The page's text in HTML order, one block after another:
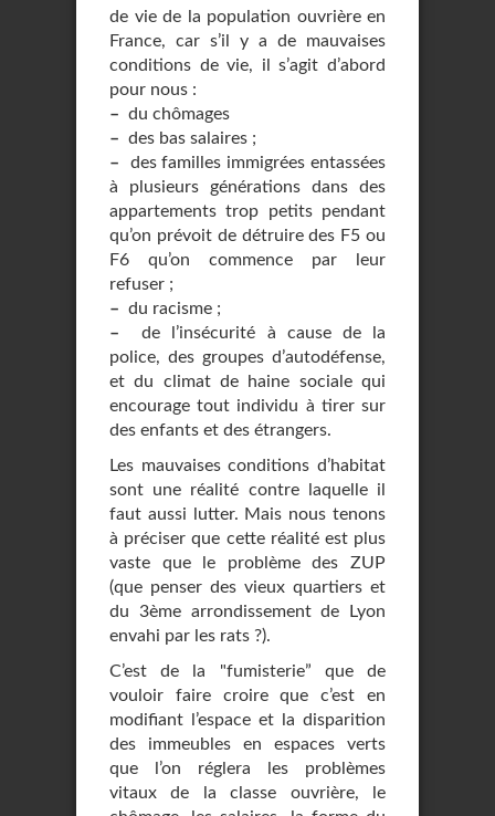
de vie de la population ouvrière en
France, car s’il y a de mauvaises
conditions de vie, il s’agit d’abord
pour nous :
– du chômages
– des bas salaires ;
– des familles immigrées entassées
à plusieurs générations dans des
appartements trop petits pendant
qu’on prévoit de détruire des F5 ou
F6 qu’on commence par leur
refuser ;
– du racisme ;
– de l’insécurité à cause de la
police, des groupes d’autodéfense,
et du climat de haine sociale qui
encourage tout individu à tirer sur
des enfants et des étrangers.
Les mauvaises conditions d’habitat
sont une réalité contre laquelle il
faut aussi lutter. Mais nous tenons
à préciser que cette réalité est plus
vaste que le problème des ZUP
(que penser des vieux quartiers et
du 3ème arrondissement de Lyon
envahi par les rats ?).
C’est de la "fumisterie” que de
vouloir faire croire que c’est en
modifiant l’espace et la disparition
des immeubles en espaces verts
que l’on réglera les problèmes
vitaux de la classe ouvrière, le